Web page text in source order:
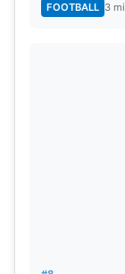
FOOTBALL 3